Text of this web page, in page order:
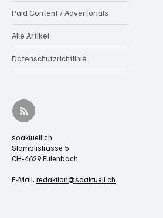
Paid Content / Advertorials
Alle Artikel
Datenschutzrichtlinie
soaktuell.ch
Stampfistrasse 5
CH-4629 Fulenbach
E-Mail: redaktion@soaktuell.ch